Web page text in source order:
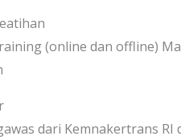
(online dan offline)
dari Kemnakertrans